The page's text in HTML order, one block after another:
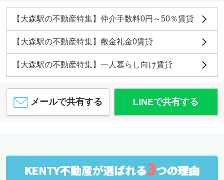
【大森駅の不動産特集】仲介手数料0円～50％賃貸
【大森駅の不動産特集】敷金礼金0賃貸
【大森駅の不動産特集】一人暮らし向け賃貸
メールで共有する LINEで共有する
KENTY不動産が選ばれる3つの理由